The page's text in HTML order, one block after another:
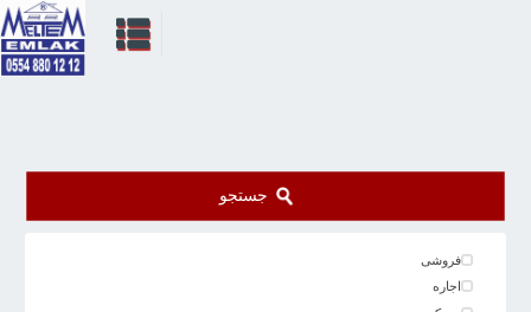
جستجو
فروشی
اجاره